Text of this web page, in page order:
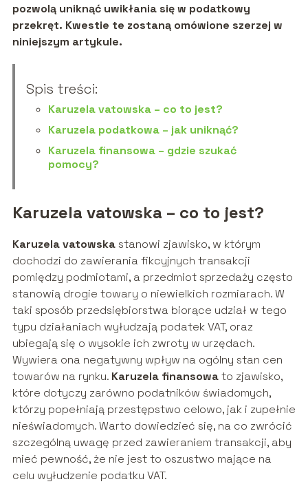
pozwolą uniknąć uwikłania się w podatkowy
przekręt. Kwestie te zostaną omówione szerzej w
niniejszym artykule.
Spis treści:
Karuzela vatowska – co to jest?
Karuzela podatkowa – jak uniknąć?
Karuzela finansowa – gdzie szukać
pomocy?
Karuzela vatowska – co to jest?
Karuzela vatowskastanowi zjawisko, w którym
dochodzi do zawierania fikcyjnych transakcji
pomiędzy podmiotami, a przedmiot sprzedaży często
stanowią drogie towary o niewielkich rozmiarach. W
taki sposób przedsiębiorstwa biorące udział w tego
typu działaniach wyłudzają podatek VAT, oraz
ubiegają się o wysokie ich zwroty w urzędach.
Wywiera ona negatywny wpływ na ogólny stan cen
towarów na rynku. Karuzela finansowato zjawisko,
które dotyczy zarówno podatników świadomych,
którzy popełniają przestępstwo celowo, jak i zupełnie
nieświadomych. Warto dowiedzieć się, na co zwrócić
szczególną uwagę przed zawieraniem transakcji, aby
mieć pewność, że nie jest to oszustwo mające na
celu wyłudzenie podatku VAT.